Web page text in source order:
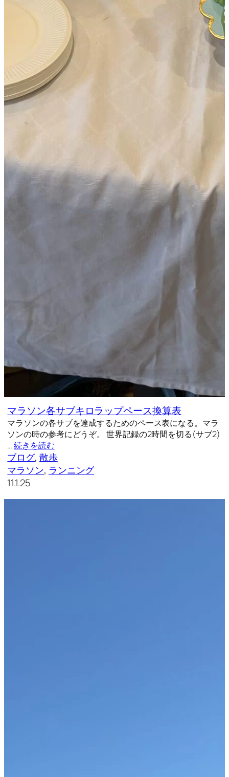
マラソン各サブキロラップペース換算表
マラソンの各サブを達成するためのペース表になる。マラ
ソンの時の参考にどうぞ。 世界記録の2時間を切る(サブ2)
…続きを読む
ブログ, 散歩
マラソン, ランニング
11.1.25